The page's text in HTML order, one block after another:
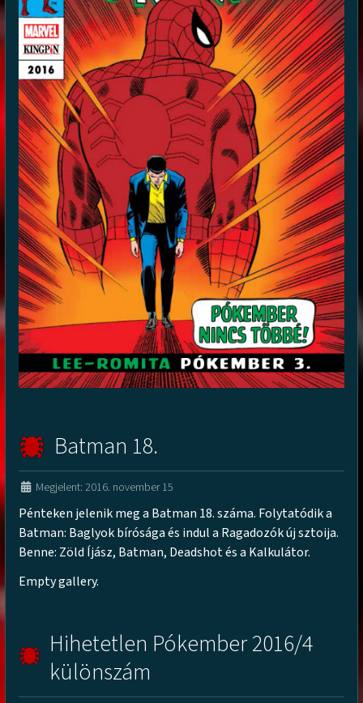
Batman 18.
Megjelent: 2016. november 15
Pénteken jelenik meg a Batman 18. száma. Folytatódik a
Batman: Baglyok bírósága és indul a Ragadozók új sztoija.
Benne: Zöld Íjász, Batman, Deadshot és a Kalkulátor.
Empty gallery.
Hihetetlen Pókember 2016/4
különszám